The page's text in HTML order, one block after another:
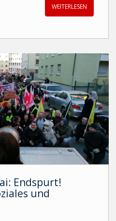
WEITERLESEN
Endspurt!
und